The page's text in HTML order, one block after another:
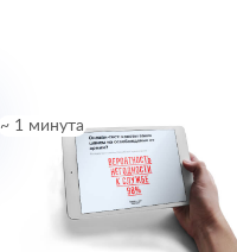
~ 1 минута